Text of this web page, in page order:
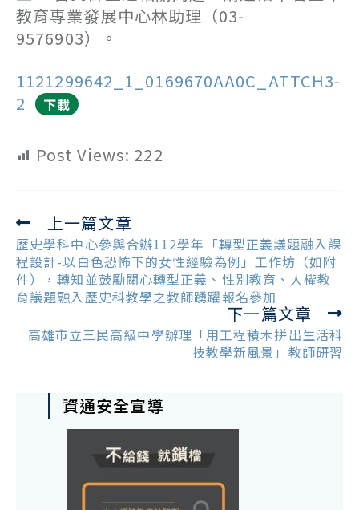
教育專業發展中心林助理（03-
9576903）。
1121299642_1_0169670AA0C_ATTCH3-
2
下載
Post Views: 222
Read
more
articles
上一篇文章
歷史學科中心參與合辦112學年「轉型正義議題融入課
程設計-以白色恐怖下的女性經驗為例」工作坊（如附
件），轉知並鼓勵關心轉型正義、性別教育、人權教
育議題融入歷史科教學之教師踴躍報名參加
下一篇文章
高雄市立三民高級中學辦理「用工程積木拼出生活科
技教學新風景」教師研習
資通安全宣導